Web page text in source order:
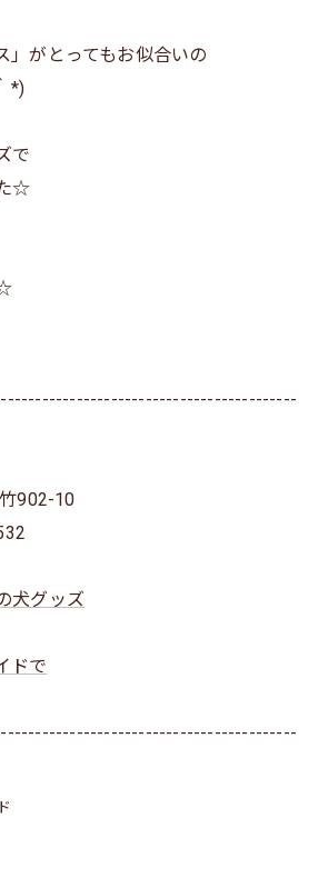
」がとってもお似合いの
*)
で
☆
902-10
犬グッズ
ドで